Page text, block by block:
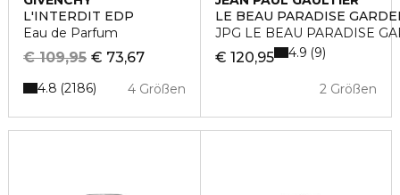
L'INTERDIT EDP
Eau de Parfum
€ 73,67
€ 109,95
4 Größen
4.8 2186
LE BEAU PARADISE
JPG LE BEAU PARADISE
€ 120,95
2 Größen
4.9 9